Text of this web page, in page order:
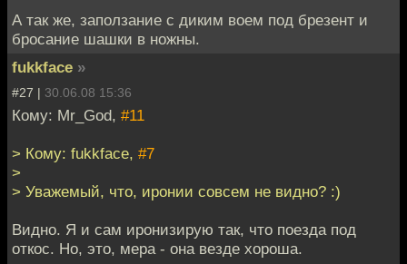
А так же, заползание с диким воем под брезент и
бросание шашки в ножны.
fukkface »
#27 | 30.06.08 15:36
Кому: Mr_God, #11
> Кому: fukkface, #7
>
> Уважемый, что, иронии совсем не видно? :)
Видно. Я и сам иронизирую так, что поезда под
откос. Но, это, мера - она везде хороша.